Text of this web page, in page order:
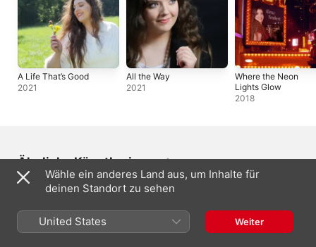
A Life That’s Good
2021
All the Way
2021
Where the Neon
Lights Glow
2018
Ähnliche Künstler:innen
Wähle ein anderes Land aus, um Inhalte für
deinen Standort zu sehen
United States Weiter